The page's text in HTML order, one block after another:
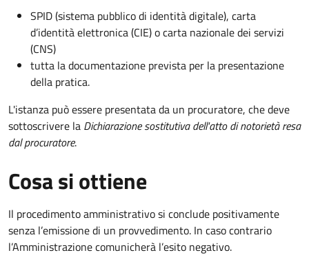
SPID (sistema pubblico di identità digitale), carta
d’identità elettronica (CIE) o carta nazionale dei servizi
(CNS)
tutta la documentazione prevista per la presentazione
della pratica.
L'istanza può essere presentata da un procuratore, che deve
sottoscrivere la Dichiarazione sostitutiva dell'atto di notorietà resa
dal procuratore.
Cosa si ottiene
Il procedimento amministrativo si conclude positivamente
senza l’emissione di un provvedimento. In caso contrario
l’Amministrazione comunicherà l’esito negativo.